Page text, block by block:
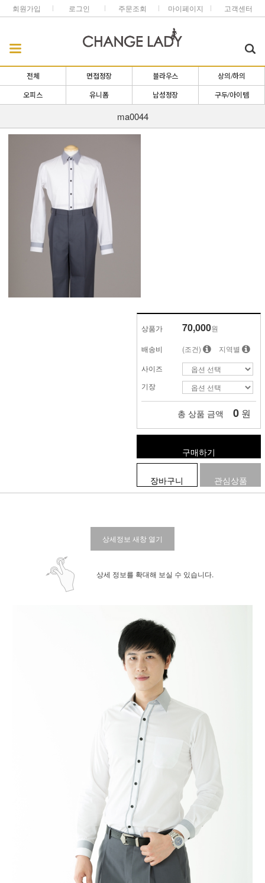
회원가입 로그인 주문조회 마이페이지 고객센터
전체 면접정장 블라우스 상의/하의
오피스 유니폼 남성정장 구두/아이템
ma0044
상품가 70,000원
배송비 (조건)
지역별
사이즈
기장
총 상품 금액 0 원
구매하기
장바구니 관심상품
상세정보 새창 열기
상세 정보를 확대해 보실 수 있습니다.